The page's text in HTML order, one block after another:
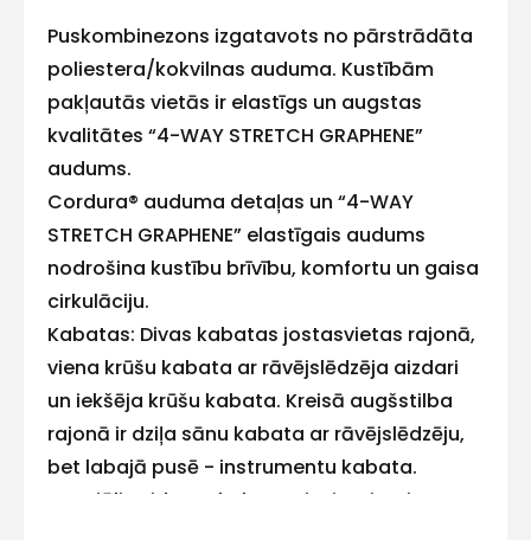
Puskombinezons izgatavots no pārstrādāta
poliestera/kokvilnas auduma. Kustībām
pakļautās vietās ir elastīgs un augstas
kvalitātes “4-WAY STRETCH GRAPHENE”
audums.
Cordura® auduma detaļas un “4-WAY
STRETCH GRAPHENE” elastīgais audums
nodrošina kustību brīvību, komfortu un gaisa
cirkulāciju.
Kabatas: Divas kabatas jostasvietas rajonā,
viena krūšu kabata ar rāvējslēdzēja aizdari
un iekšēja krūšu kabata. Kreisā augšstilba
rajonā ir dziļa sānu kabata ar rāvējslēdzēju,
bet labajā pusē - instrumentu kabata.
Speciāli veidotas kabatas ievietojamiem
ar
mums!
Atbildēsim
ātrāk
Vārds
E-pasts